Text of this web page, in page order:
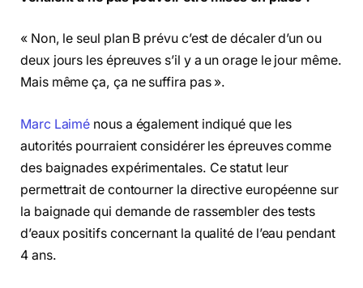
« Non, le seul plan B prévu c’est de décaler d’un ou
deux jours les épreuves s’il y a un orage le jour même.
Mais même ça, ça ne suffira pas ».
Marc Laimé nous a également indiqué que les
autorités pourraient considérer les épreuves comme
des baignades expérimentales. Ce statut leur
permettrait de contourner la directive européenne sur
la baignade qui demande de rassembler des tests
d’eaux positifs concernant la qualité de l’eau pendant
4 ans.